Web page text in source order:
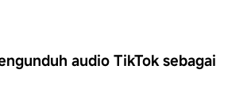
audio TikTok sebagai